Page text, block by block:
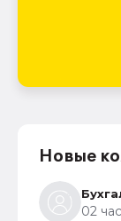
Новые
02